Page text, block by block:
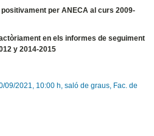
per ANECA al curs 2009-
en els informes de seguiment
y 2014-2015
09/2021, 10:00 h, saló de graus, Fac. de